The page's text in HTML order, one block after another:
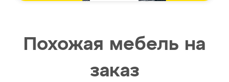
Похожая мебель на
заказ